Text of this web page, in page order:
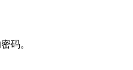
码。